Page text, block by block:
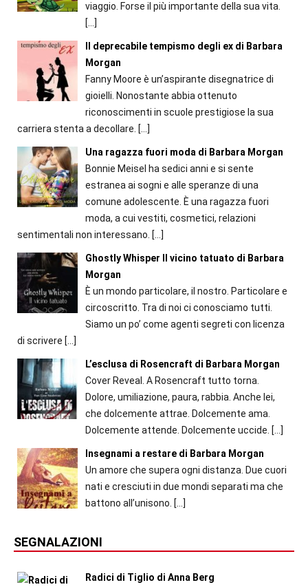
viaggio. Forse il più importante della sua vita.
[…]
Il deprecabile tempismo degli ex di Barbara
Morgan
Fanny Moore è un’aspirante disegnatrice di
gioielli. Nonostante abbia ottenuto
riconoscimenti in scuole prestigiose la sua
carriera stenta a decollare. […]
Una ragazza fuori moda di Barbara Morgan
Bonnie Meisel ha sedici anni e si sente
estranea ai sogni e alle speranze di una
comune adolescente. È una ragazza fuori
moda, a cui vestiti, cosmetici, relazioni
sentimentali non interessano. […]
Ghostly Whisper Il vicino tatuato di Barbara
Morgan
È un mondo particolare, il nostro. Particolare e
circoscritto. Tra di noi ci conosciamo tutti.
Siamo un po’ come agenti segreti con licenza
di scrivere […]
L’esclusa di Rosencraft di Barbara Morgan
Cover Reveal. A Rosencraft tutto torna.
Dolore, umiliazione, paura, rabbia. Anche lei,
che dolcemente attrae. Dolcemente ama.
Dolcemente attende. Dolcemente uccide. […]
Insegnami a restare di Barbara Morgan
Un amore che supera ogni distanza. Due cuori
nati e cresciuti in due mondi separati ma che
battono all’unisono. […]
SEGNALAZIONI
Radici di Tiglio di Anna Berg